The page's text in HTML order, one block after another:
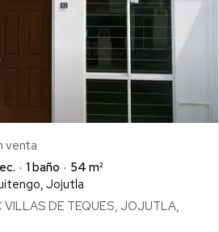
venta
1 baño
54 m²
Jojutla
VILLAS DE TEQUES, JOJUTLA,